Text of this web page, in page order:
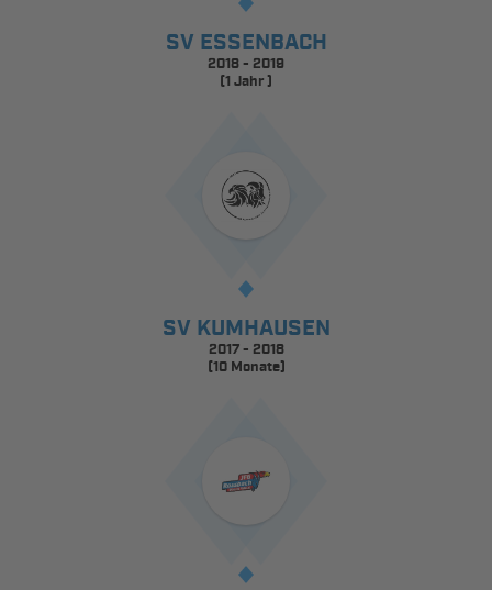
SV ESSENBACH
2018 - 2019
(1 Jahr )
SV KUMHAUSEN
2017 - 2018
(10 Monate)